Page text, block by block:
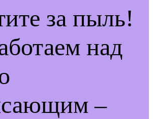
за пыль!
над
–